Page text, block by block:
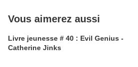
Vous aimerez aussi
Livre jeunesse # 40 : Evil Genius -
Catherine Jinks